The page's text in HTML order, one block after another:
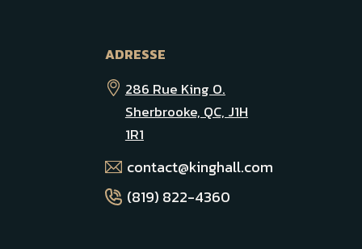
ADRESSE
286 Rue King O.
Sherbrooke, QC, J1H
1R1
contact@kinghall.com
(819) 822-4360